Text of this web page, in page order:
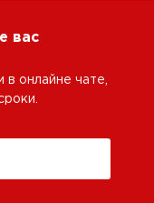
вас
онлайне чате,